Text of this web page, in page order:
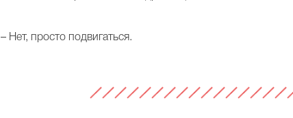
– Нет, просто подвигаться.